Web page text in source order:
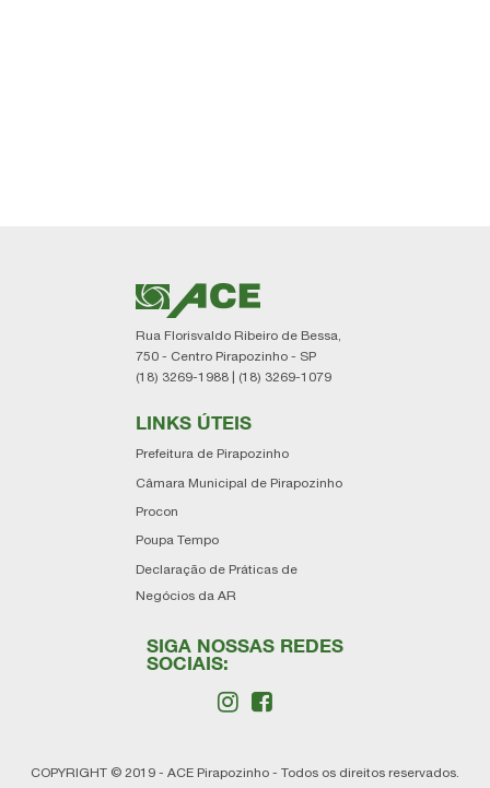
Rua Florisvaldo Ribeiro de Bessa,
750 - Centro Pirapozinho - SP
(18) 3269-1988 | (18) 3269-1079
LINKS ÚTEIS
Prefeitura de Pirapozinho
Câmara Municipal de Pirapozinho
Procon
Poupa Tempo
Declaração de Práticas de
Negócios da AR
SIGA NOSSAS REDES
SOCIAIS:
COPYRIGHT © 2019 - ACE Pirapozinho - Todos os direitos reservados.